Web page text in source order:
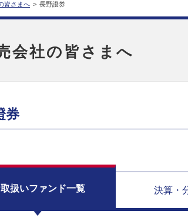
皆さまへ > 長野證券
会社の皆さまへ
券
扱いファンド一覧 決算・